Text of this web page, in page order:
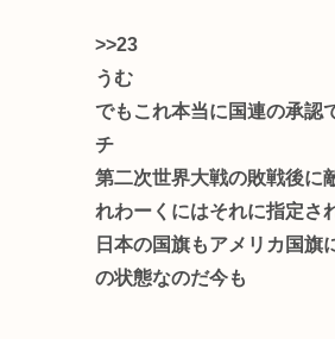
>>23
うむ
でもこれ本当に国連の承認
チ
第二次世界大戦の敗戦後に
れわーくにはそれに指定さ
日本の国旗もアメリカ国旗
の状態なのだ今も